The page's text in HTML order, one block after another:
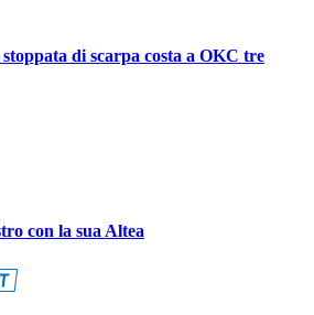
di scarpa costa a OKC tre
con la sua Altea